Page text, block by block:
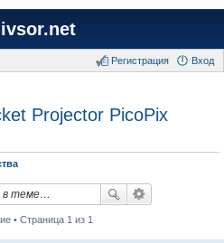
Вход
Регистрация
Projector PicoPix
• Страница 1 из 1